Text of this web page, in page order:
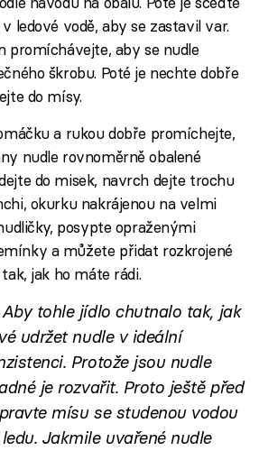
ledové vodě, aby se zastavil var.
promíchávejte, aby se nudle
škrobu. Poté je nechte dobře
do mísy.
a rukou dobře promíchejte,
nudle rovnoměrně obalené
do misek, navrch dejte trochu
okurku nakrájenou na velmi
posypte opraženými
a můžete přidat rozkrojené
jak ho máte rádi.
tohle jídlo chutnalo tak, jak
udržet nudle v ideální
Protože jsou nudle
je rozvařit. Proto ještě před
mísu se studenou vodou
Jakmile uvařené nudle